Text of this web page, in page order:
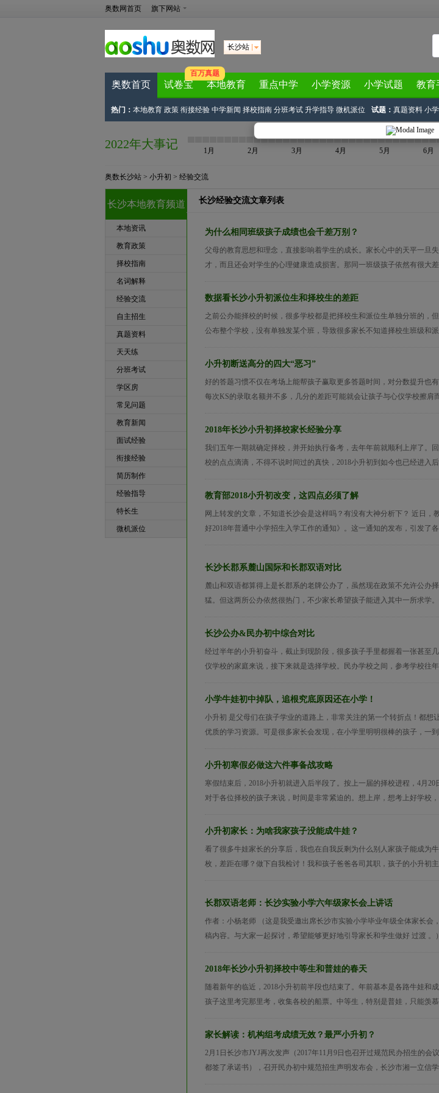
奥数网首页 旗下网站
长沙站
奥数首页 试卷宝
百万真题
本地教育 重点中学 小学资源 小学试题 教育
热门： 本地教育 政策 衔接经验 中学新闻 择校指南 分班考试 升学指导 微机派位 试题： 真题资料 小
2022年大事记 1月 2月 3月 4月 5月 6月
奥数长沙站 > 小升初 > 经验交流
长沙本地教育频道
本地资讯
教育政策
择校指南
名词解释
经验交流
自主招生
真题资料
天天练
分班考试
学区房
常见问题
教育新闻
面试经验
衔接经验
简历制作
经验指导
特长生
微机派位
长沙经验交流文章列表
为什么相同班级孩子成绩也会千差万别？
父母的教育思想和理念，直接影响着学生的成长。家长心中的天平一旦
才，而且还会对学生的心理健康造成损害。那同一班级孩子依然有很大
数据看长沙小升初派位生和择校生的差距
之前公办能择校的时候，很多学校都是把择校生和派位生单独分班的，
公布整个学校，没有单独发某个班，导致很多家长不知道择校生班级和
小升初断送高分的四大“恶习”
好的答题习惯不仅在考场上能帮孩子赢取更多答题时间，对分数提升也
每次KS的录取名额并不多，几分的差距可能就会让孩子与心仪学校擦肩
2018年长沙小升初择校家长经验分享
我们五年一期就确定择校，并开始执行备考，去年年前就顺利上岸了。
校的点点滴滴，不得不说时间过的真快，2018小升初到如今也已经进入
教育部2018小升初改变，这四点必须了解
网上转发的文章，不知道长沙会是这样吗？有没有大神分析下？ 近日，
好2018年普通中小学招生入学工作的通知》。这一通知的发布，引发了
长沙长郡系麓山国际和长郡双语对比
麓山和双语都算得上是长郡系的老牌公办了，虽然现在政策不允许公办
猛。但这两所公办依然很热门，不少家长希望孩子能进入其中一所求学
长沙公办&民办初中综合对比
经过半年的小升初奋斗，截止到现阶段，很多孩子手里都握着一张甚至
仪学校的家庭来说，接下来就是选择学校。民办学校之间，参考学校往
小学牛娃初中掉队，追根究底原因还在小学！
小升初 是父母们在孩子学业的道路上，非常关注的第一个转折点！都想
优质的学习资源。可是很多家长会发现，在小学里明明很棒的孩子，一
小升初寒假必做这六件事备战攻略
寒假结束后，2018小升初就进入后半段了。按上一届的择校进程，4月20
对于各位择校的孩子来说，时间是非常紧迫的。想上岸，想考上好学校
小升初家长：为啥我家孩子没能成牛娃？
看了很多牛娃家长的分享后，我也在自我反剩为什么别人家孩子能成为
枚，差距在哪？做下自我检讨！我和孩子爸爸各司其职，孩子的小升初
长郡双语老师：长沙实验小学六年级家长会上讲话
作者：小杨老师 （这是我受邀出席长沙市实验小学毕业年级全体家长会
稿内容。与大家一起探讨，希望能够更好地引导家长和学生做好 过渡 。
2018年长沙小升初择校中等生和普娃的春天
随着新年的临近，2018小升初前半段也结束了。年前基本是各路牛娃和
孩子这里考完那里考，收集各校的船票。中等生，特别是普娃，只能羡
家长解读：机构组考成绩无效？最严小升初？
2月1日长沙市JYJ再次发声（2017年11月9日也召开过规范民办招生的会
都签了承诺书），召开民办初中规范招生声明发布会，长沙市湘一立信